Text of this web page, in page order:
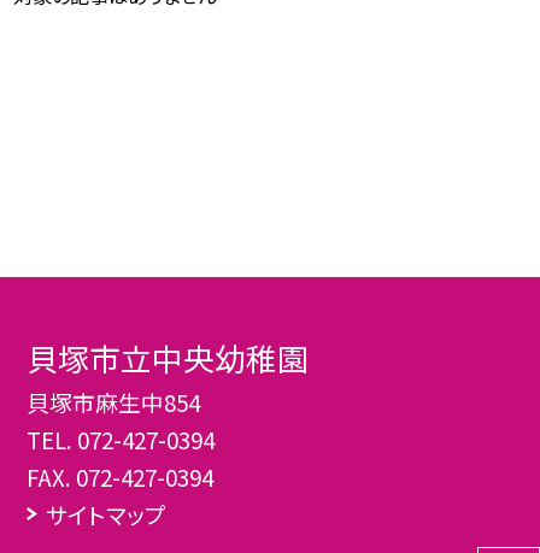
貝塚市立中央幼稚園
貝塚市麻生中854
TEL. 072-427-0394
FAX. 072-427-0394
サイトマップ